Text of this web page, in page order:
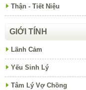
Thận - Tiết Niệu
GIỚI TÍNH
Lãnh Cảm
Yếu Sinh Lý
Tâm Lý Vợ Chồng